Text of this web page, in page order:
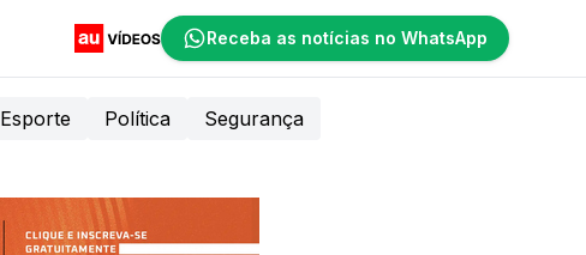
Receba as notícias no WhatsApp
Esporte Política Segurança